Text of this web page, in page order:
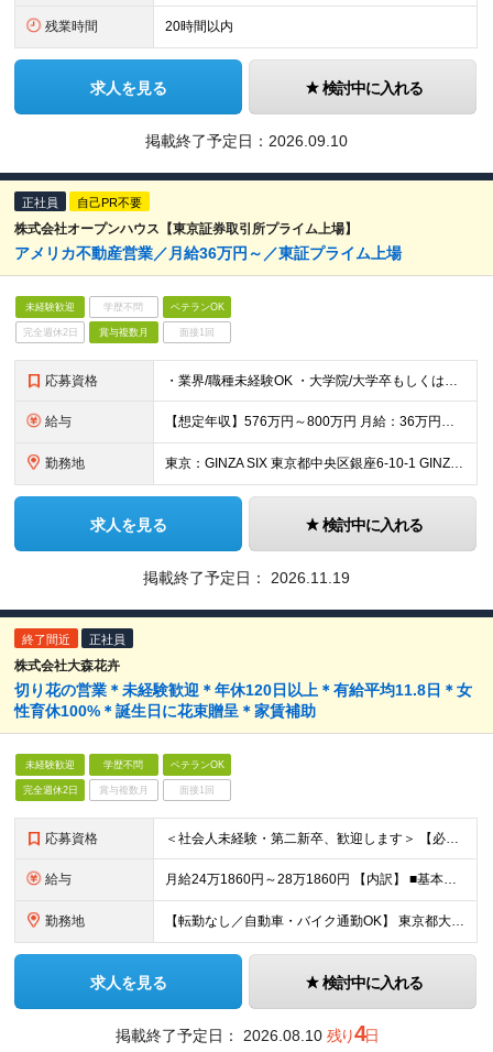
残業時間 20時間以内
求人を見る 検討中に入れる
掲載終了予定日： 2026.09.10
正社員 自己PR不要
株式会社オープンハウス【東京証券取引所プライム上場】
アメリカ不動産営業／月給36万円～／東証プライム上場
未経験歓迎 学歴不問 ベテランOK
完全週休2日 賞与複数月 面接1回
応募資格 ・業界/職種未経験OK ・大学院/大学卒もしくは海外大学卒 ＜このような方をお待ちしております＞ ・当社のビジョンに共感し、事業拡大に貢献いただける方 ・顧客や周囲の社員に対する敬意を持ち、チームで
給与 【想定年収】576万円～800万円 月給：36万円～ ※これまでの経験・年齢などを考慮し、当社給与規則に基づき決定します。 ※詳細は面接時にお伝えします。 ※試用期間あり（5ヶ月/期間中の給与・待
勤務地 東京：GINZA SIX 東京都中央区銀座6-10-1 GINZA SIX 11階 愛知：JRゲートタワー 愛知県名古屋市中村区名駅1丁目1−3 大阪：大阪梅田ツインタワーズ・ノース 大阪府大阪市
求人を見る 検討中に入れる
掲載終了予定日： 2026.11.19
終了間近 正社員
株式会社大森花卉
切り花の営業＊未経験歓迎＊年休120日以上＊有給平均11.8日＊女
性育休100%＊誕生日に花束贈呈＊家賃補助
未経験歓迎 学歴不問 ベテランOK
完全週休2日 賞与複数月 面接1回
応募資格 ＜社会人未経験・第二新卒、歓迎します＞ 【必須条件】 ●高校卒業以上 ●普通自動車第一種運転免許（AT限定可） ※お持ちでない場合も、取得予定の方はご相談ください
給与 月給24万1860円～28万1860円 【内訳】 ■基本給：21万円～25万円 ■食事手当（一律）：1万円 ■みなし残業手当（10時間分）：1万5860円 ■深夜割増：6000円 ※4:00～の勤
勤務地 【転勤なし／自動車・バイク通勤OK】 東京都大田区東海2-2-1 大田市場花き部内
求人を見る 検討中に入れる
掲載終了予定日： 2026.08.10 残り4日